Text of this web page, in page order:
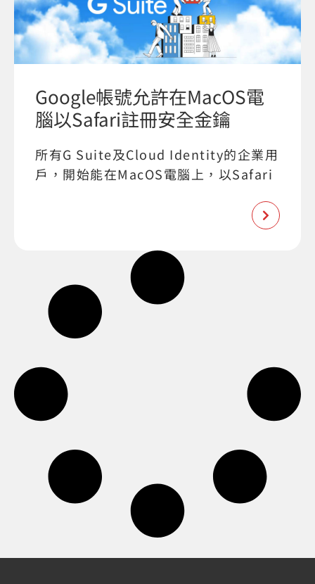
Google帳號允許在MacOS電
腦以Safari註冊安全金鑰
所有G Suite及Cloud Identity的企業用
戶，開始能在MacOS電腦上，以Safari